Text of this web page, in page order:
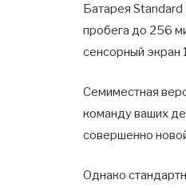
Батарея
пробега до 256
сенсорный
Семиместная
команду ваших
совершенно
Однако